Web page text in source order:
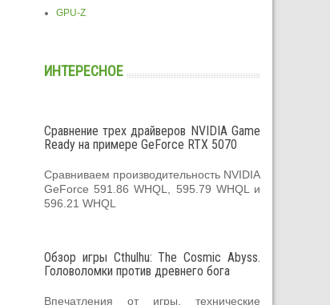
GPU-Z
ИНТЕРЕСНОЕ
Сравнение трех драйверов NVIDIA Game
Ready на примере GeForce RTX 5070
Сравниваем производительность NVIDIA
GeForce 591.86 WHQL, 595.79 WHQL и
596.21 WHQL
Обзор игры Cthulhu: The Cosmic Abyss.
Головоломки против древнего бога
Впечатления от игры, технические